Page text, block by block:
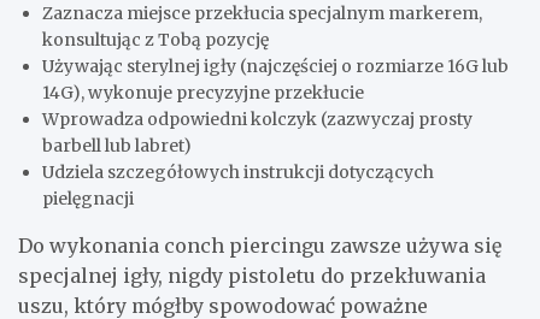
Zaznacza miejsce przekłucia specjalnym markerem,
konsultując z Tobą pozycję
Używając sterylnej igły (najczęściej o rozmiarze 16G lub
14G), wykonuje precyzyjne przekłucie
Wprowadza odpowiedni kolczyk (zazwyczaj prosty
barbell lub labret)
Udziela szczegółowych instrukcji dotyczących
pielęgnacji
Do wykonania conch piercingu zawsze używa się
specjalnej igły, nigdy pistoletu do przekłuwania
uszu, który mógłby spowodować poważne